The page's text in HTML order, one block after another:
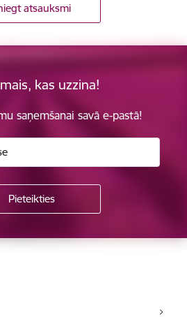
atsauksmi
kas uzzina!
saņemšanai savā e-pastā!